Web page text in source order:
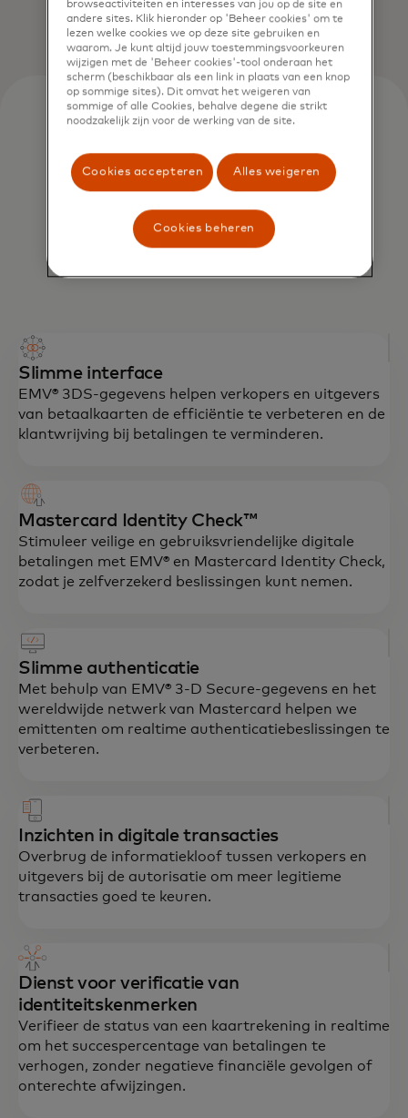
Het realiseren van een veilige, naadloze
gebruikerservaring bij elke interactie
binnen de digitale economie.
Slimme interface
EMV® 3DS-gegevens helpen verkopers en uitgevers
van betaalkaarten de efficiëntie te verbeteren en de
klantwrijving bij betalingen te verminderen.
Mastercard Identity Check™
Stimuleer veilige en gebruiksvriendelijke digitale
betalingen met EMV® en Mastercard Identity Check,
zodat je zelfverzekerd beslissingen kunt nemen.
Slimme authenticatie
Met behulp van EMV® 3-D Secure-gegevens en het
wereldwijde netwerk van Mastercard helpen we
emittenten om realtime authenticatiebeslissingen te
verbeteren.
Inzichten in digitale transacties
Overbrug de informatiekloof tussen verkopers en
uitgevers bij de autorisatie om meer legitieme
transacties goed te keuren.
Dienst voor verificatie van
identiteitskenmerken
Verifieer de status van een kaartrekening in realtime
om het succespercentage van betalingen te
verhogen, zonder negatieve financiële gevolgen of
onterechte afwijzingen.
browseactiviteiten en interesses van jou op de site en
andere sites. Klik hieronder op 'Beheer cookies' om te
lezen welke cookies we op deze site gebruiken en
waarom. Je kunt altijd jouw toestemmingsvoorkeuren
wijzigen met de 'Beheer cookies'-tool onderaan het
scherm (beschikbaar als een link in plaats van een knop
op sommige sites). Dit omvat het weigeren van
sommige of alle Cookies, behalve degene die strikt
noodzakelijk zijn voor de werking van de site.
Cookies accepteren Alles weigeren
Cookies beheren